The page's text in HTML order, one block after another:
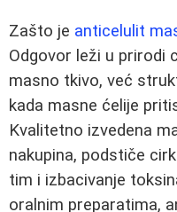
Zašto je anticelulit
Odgovor leži u prirodi
masno tkivo, već
kada masne ćelije
Kvalitetno izvedena
nakupina, podstiče
tim i izbacivanje
oralnim preparatima,